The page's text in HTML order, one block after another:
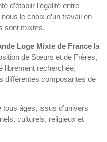
d’établir l’égalité entre
le choix d’un travail en
sont mixtes.
Loge Mixte de France la
de Sœurs et de Frères,
librement recherchée,
différentes composantes de
âges, issus d’univers
culturels, religieux et